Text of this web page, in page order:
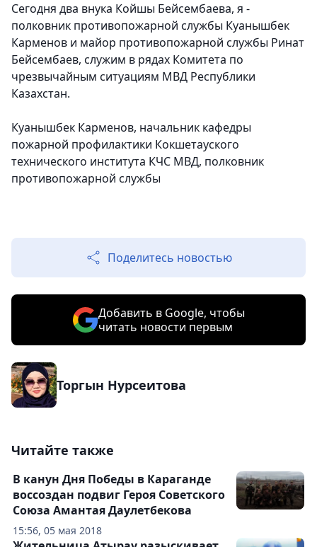
Сегодня два внука Койшы Бейсембаева, я -
полковник противопожарной службы Куанышбек
Карменов и майор противопожарной службы Ринат
Бейсембаев, служим в рядах Комитета по
чрезвычайным ситуациям МВД Республики
Казахстан.
Куанышбек Карменов, начальник кафедры
пожарной профилактики Кокшетауского
технического института КЧС МВД, полковник
противопожарной службы
Поделитесь новостью
Добавить в Google, чтобы
читать новости первым
Торгын Нурсеитова
Читайте также
15:56, 05 мая 2018
В канун Дня Победы в Караганде
воссоздан подвиг Героя Советского
Союза Амантая Даулетбекова